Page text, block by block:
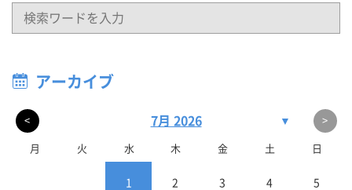
アーカイブ
< 7月 2026 ▼ >
月 火 水 木 金 土 日
1 2 3 4 5